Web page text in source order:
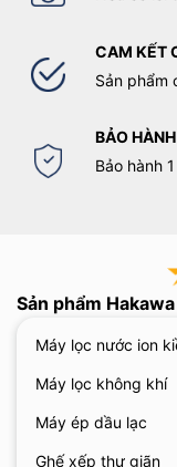
CAM KẾT
Sản phẩm
BẢO
Bảo hành
Sản phẩm Hakawa
Máy lọc nước ion
Máy lọc không khí
Máy ép dầu lạc
Ghế xếp thư giãn